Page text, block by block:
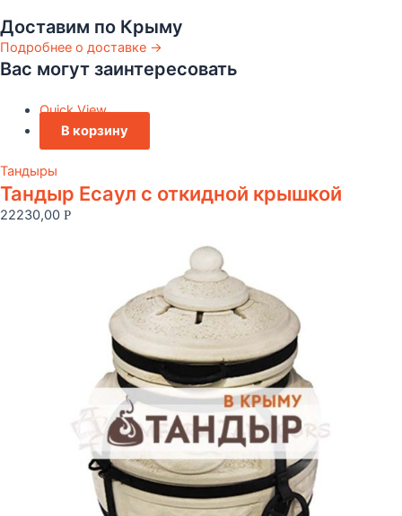
Доставим по Крыму
Подробнее о доставке →
Вас могут заинтересовать
Quick View
В корзину
Тандыры
Тандыр Есаул c откидной крышкой
22230,00 Р